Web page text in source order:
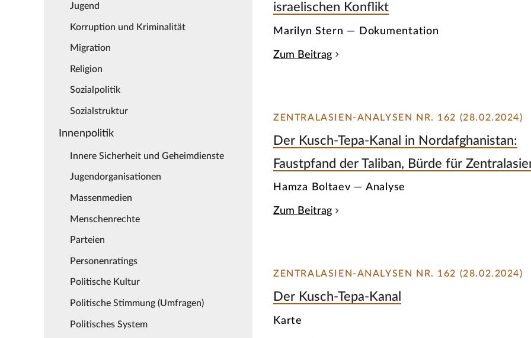
Jugend
Korruption und Kriminalität
Migration
Religion
Sozialpolitik
Sozialstruktur
Innenpolitik
Innere Sicherheit und Geheimdienste
Jugendorganisationen
Massenmedien
Menschenrechte
Parteien
Personenratings
Politische Kultur
Politische Stimmung (Umfragen)
Politisches System
israelischen Konflikt
Marilyn Stern — Dokumentation
Zum Beitrag
ZENTRALASIEN-ANALYSEN NR. 162 (28.02.2024)
Der Kusch-Tepa-Kanal in Nordafghanistan:
Faustpfand der Taliban, Bürde für
Hamza Boltaev — Analyse
Zum Beitrag
ZENTRALASIEN-ANALYSEN NR. 162 (28.02.2024)
Der Kusch-Tepa-Kanal
Karte